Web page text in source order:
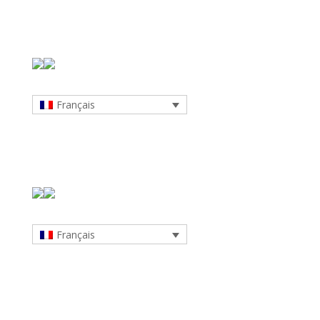
Français
Français